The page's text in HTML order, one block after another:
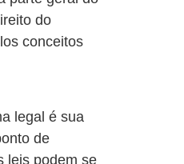
do
conceitos
legal é sua
de
leis podem se